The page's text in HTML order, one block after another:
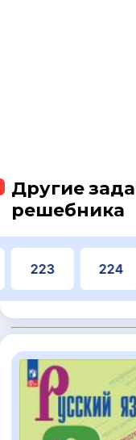
Другие
решебника
223 224